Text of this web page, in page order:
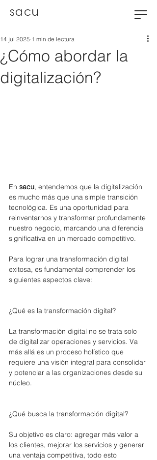
sacu
¿Cómo abordar la
digitalización?
14 jul 2025 1 min de lectura
En sacu, entendemos que la digitalización
es mucho más que una simple transición
tecnológica. Es una oportunidad para
reinventarnos y transformar profundamente
nuestro negocio, marcando una diferencia
significativa en un mercado competitivo.
Para lograr una transformación digital
exitosa, es fundamental comprender los
siguientes aspectos clave:
¿Qué es la transformación digital?
La transformación digital no se trata solo
de digitalizar operaciones y servicios. Va
más allá es un proceso holístico que
requiere una visión integral para consolidar
y potenciar a las organizaciones desde su
núcleo.
¿Qué busca la transformación digital?
Su objetivo es claro: agregar más valor a
los clientes, mejorar los servicios y generar
una ventaja competitiva, todo esto